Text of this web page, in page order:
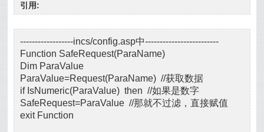
引用:
------------------incs/config.asp中-------------------------
Function SafeRequest(ParaName)
Dim ParaValue
ParaValue=Request(ParaName) //获取数据
if IsNumeric(ParaValue) then //如果是数字
SafeRequest=ParaValue //那就不过滤，直接赋值
exit Function